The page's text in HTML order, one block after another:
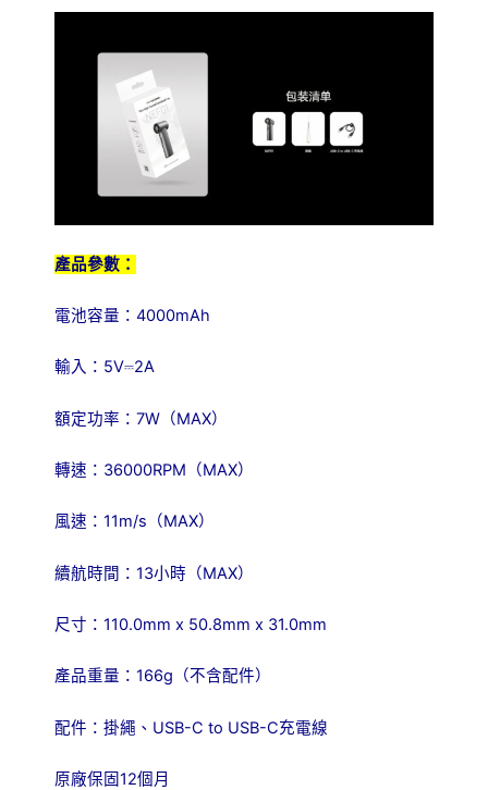
產品參數：
電池容量： 4000mAh
輸入： 5V⎓2A
額定功率： 7W （MAX）
轉速： 36000RPM （MAX）
風速： 11m/s （MAX）
續航時間： 13小時（MAX）
尺寸： 110.0mm x 50.8mm x 31.0mm
產品重量： 166g （不含配件）
配件：掛繩、 USB-C to USB-C充電線
原廠保固12個月